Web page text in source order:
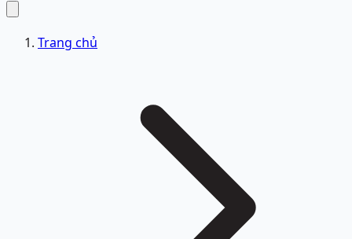
Trang chủ